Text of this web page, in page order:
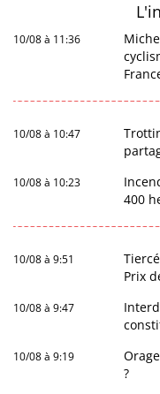
10/08 à 11:36
10/08 à 10:47
10/08 à 10:23
400
10/08 à 9:51
Prix
10/08 à 9:47
10/08 à 9:19
?